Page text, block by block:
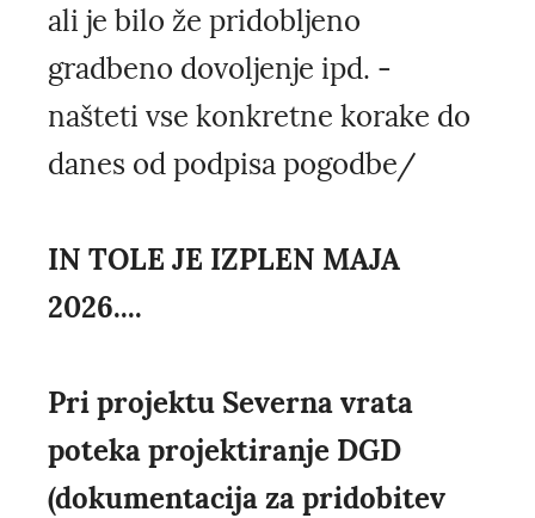
ali je bilo že pridobljeno
gradbeno dovoljenje ipd. -
našteti vse konkretne korake do
danes od podpisa pogodbe/
IN TOLE JE IZPLEN MAJA
2026....
Pri projektu Severna vrata
poteka projektiranje DGD
(dokumentacija za pridobitev